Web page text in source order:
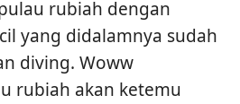
rubiah dengan
yang didalamnya sudah
diving. Woww
rubiah akan ketemu